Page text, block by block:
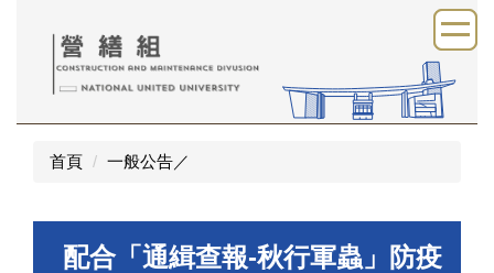
首頁 一般公告／
配合「通緝查報-秋行軍蟲」防疫